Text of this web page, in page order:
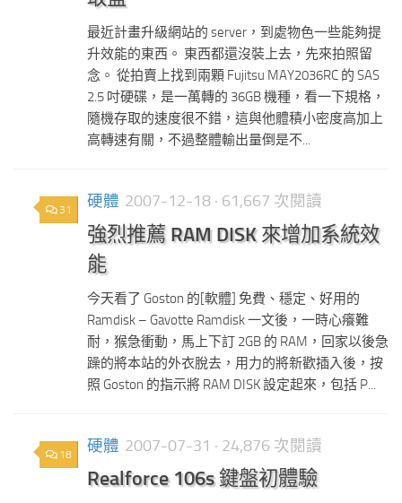
最近計畫升級網站的 server，到處物色一些能夠提
升效能的東西。 東西都還沒裝上去，先來拍照留
念。 從拍賣上找到兩顆 Fujitsu MAY2036RC 的 SAS
2.5 吋硬碟，是一萬轉的 36GB 機種，看一下規格，
隨機存取的速度很不錯，這與他體積小密度高加上
高轉速有關，不過整體輸出量倒是不...
31 硬體 2007-12-18 · 61,667 次閱讀
強烈推薦 RAM DISK 來增加系統效
能
今天看了 Goston 的[軟體] 免費、穩定、好用的
Ramdisk – Gavotte Ramdisk 一文後，一時心癢難
耐，猴急衝動，馬上下訂 2GB 的 RAM，回家以後急
躁的將本站的外衣脫去，用力的將新歡插入後，按
照 Goston 的指示將 RAM DISK 設定起來，包括 P...
18 硬體 2007-07-31 · 24,876 次閱讀
Realforce 106s 鍵盤初體驗